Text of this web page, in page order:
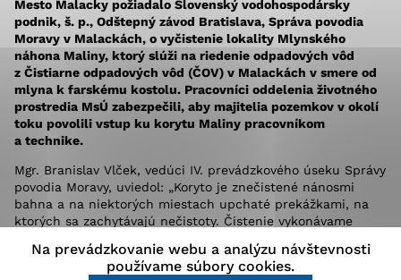
Mesto Malacky požiadalo Slovenský vodohospodársky
podnik, š. p., Odštepný závod Bratislava, Správa povodia
Moravy v Malackách, o vyčistenie lokality Mlynského
náhona Maliny, ktorý slúži na riedenie odpadových vôd
z Čistiarne odpadových vôd (ČOV) v Malackách v smere od
mlyna k farskému kostolu. Pracovníci oddelenia životného
prostredia MsÚ zabezpečili, aby majitelia pozemkov v okolí
toku povolili vstup ku korytu Maliny pracovníkom
a technike.
Mgr. Branislav Vlček, vedúci IV. prevádzkového úseku Správy
povodia Moravy, uviedol: „Koryto je znečistené nánosmi
bahna a na niektorých miestach upchaté prekážkami, na
ktorých sa zachytávajú nečistoty. Čistenie vykonávame
aj krytý profil náhonu, vedený pod celým mestom.“ Práce sa
trvali od 18. do 20. februára.
Na prevádzkovanie webu a analýzu návštevnosti
používame súbory cookies.
stránke a prístup k zabezpečeným oblastiam webovej
stránky. Bez týchto súborov cookie nemôže web
správne fungovať.
Analytické cookies
Analytické cookies pomáhajú prevádzkovateľovi stránok
aby mohol stránky optimalizovať a ponúknuť im lepšiu
skúsenosť. Všetky dáta sa zbierajú anonymne a nie je
možné ich spojiť s konkrétnou osobou.
Povoliť všetko